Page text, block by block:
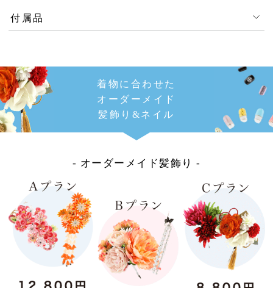
付属品
着物に合わせた
オーダーメイド
髪飾り&ネイル
- オーダーメイド髪飾り -